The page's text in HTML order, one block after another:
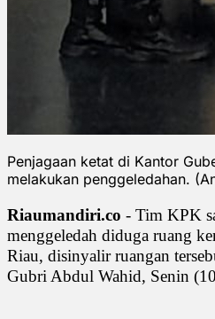
Penjagaan ketat di Kantor
melakukan penggeledahan.
Riaumandiri.co - Tim KPK
menggeledah diduga ruang
Riau, disinyalir ruangan
Gubri Abdul Wahid, Senin